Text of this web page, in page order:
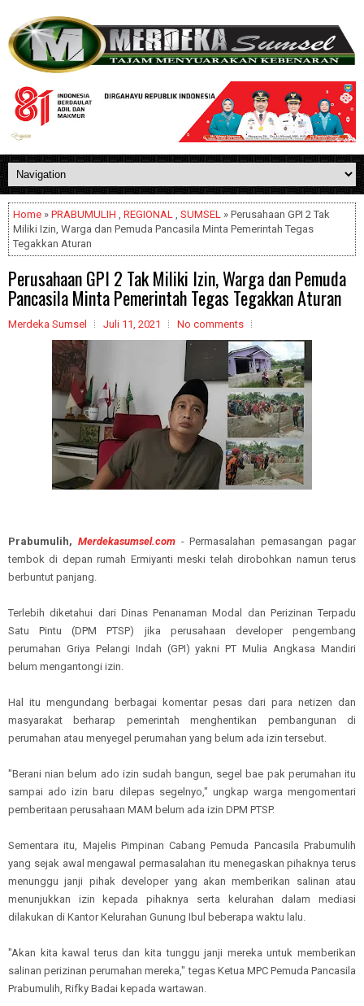
Home » PRABUMULIH , REGIONAL , SUMSEL » Perusahaan GPI 2 Tak
Miliki Izin, Warga dan Pemuda Pancasila Minta Pemerintah Tegas
Tegakkan Aturan
Perusahaan GPI 2 Tak Miliki Izin, Warga dan Pemuda
Pancasila Minta Pemerintah Tegas Tegakkan Aturan
Merdeka Sumsel Juli 11, 2021 No comments
Prabumulih, Merdekasumsel.com- Permasalahan pemasangan pagar
tembok di depan rumah Ermiyanti meski telah dirobohkan namun terus
berbuntut panjang.
Terlebih diketahui dari Dinas Penanaman Modal dan Perizinan Terpadu
Satu Pintu (DPM PTSP) jika perusahaan developer pengembang
perumahan Griya Pelangi Indah (GPI) yakni PT Mulia Angkasa Mandiri
belum mengantongi izin.
Hal itu mengundang berbagai komentar pesas dari para netizen dan
masyarakat berharap pemerintah menghentikan pembangunan di
perumahan atau menyegel perumahan yang belum ada izin tersebut.
"Berani nian belum ado izin sudah bangun, segel bae pak perumahan itu
sampai ado izin baru dilepas segelnyo," ungkap warga mengomentari
pemberitaan perusahaan MAM belum ada izin DPM PTSP.
Sementara itu, Majelis Pimpinan Cabang Pemuda Pancasila Prabumulih
yang sejak awal mengawal permasalahan itu menegaskan pihaknya terus
menunggu janji pihak developer yang akan memberikan salinan atau
menunjukkan izin kepada pihaknya serta kelurahan dalam mediasi
dilakukan di Kantor Kelurahan Gunung Ibul beberapa waktu lalu.
"Akan kita kawal terus dan kita tunggu janji mereka untuk memberikan
salinan perizinan perumahan mereka," tegas Ketua MPC Pemuda Pancasila
Prabumulih, Rifky Badai kepada wartawan.